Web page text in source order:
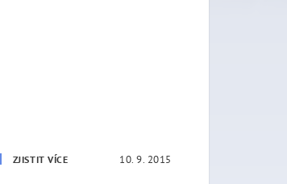
ZJISTIT VÍCE 10. 9. 2015